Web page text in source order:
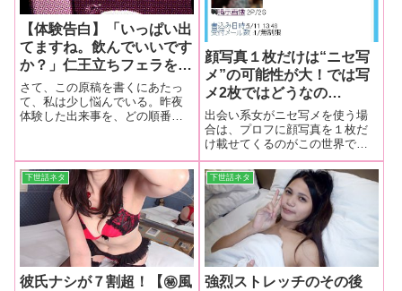
【体験告白】「いっぱい出
てますね。飲んでいいです
か？」仁王立ちフェラを望
む超高学歴女子大生…６０
分４万円の高級デリヘルは
どんな夢をみせてくれる？
さて、この原稿を書くにあたっ
て、私は少し悩んでいる。昨夜
体験した出来事を、どの順番で
万ではなく、その倍以上もする
お高い遊びだ。気になっている
方も多いことだろう。このテー
マが実は悩みの要
顔写真１枚だけは“ニセ写
メ”の可能性が大！では写
メ2枚ではどうなの
か！？…「サイトの人です
よね？ こっちこっち」…
どんな女がやってくる？
出会い系女がニセ写メを使う場
合は、プロフに顔写真を１枚だ
け載せてくるのがこの世界での
常識です。ネットで集めるにし
ても、それっぽい構図はひとり
につき１枚しか見つからないの
でしょう…
下世話ネタ
彼氏ナシが７割超！【㊙風
下世話ネタ
強烈ストレッチのその後